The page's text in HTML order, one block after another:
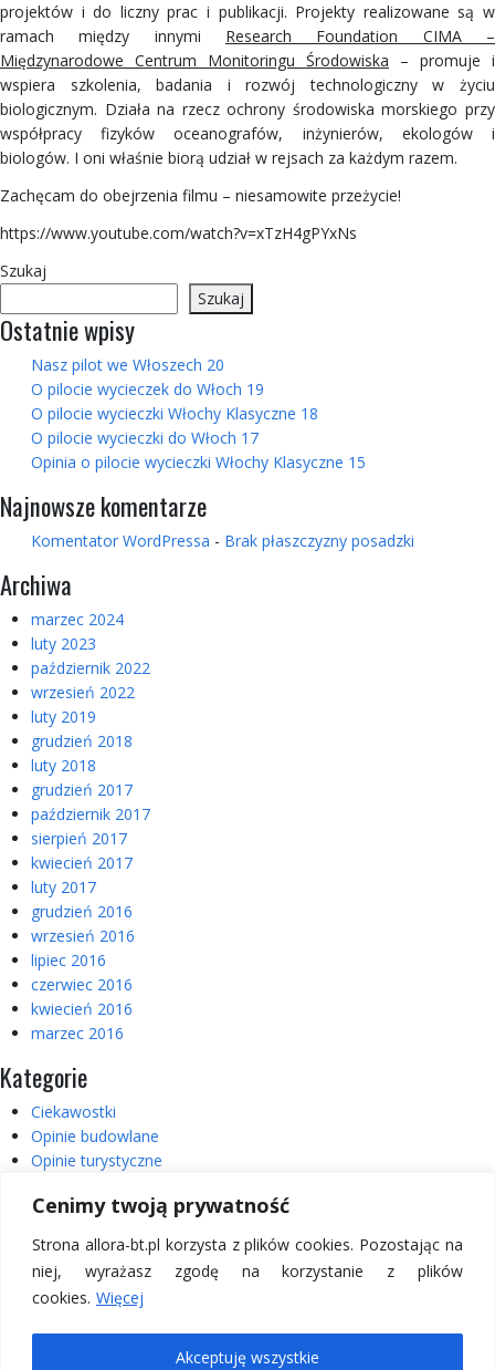
Cenimy twoją prywatność
Strona allora-bt.pl korzysta z plików cookies. Pozostając na
niej, wyrażasz zgodę na korzystanie z plików
cookies. Więcej
Akceptuję wszystkie
projektów i do liczny prac i publikacji. Projekty realizowane są w
ramach między innymi Research Foundation CIMA –
Międzynarodowe Centrum Monitoringu Środowiska – promuje i
wspiera szkolenia, badania i rozwój technologiczny w życiu
biologicznym. Działa na rzecz ochrony środowiska morskiego przy
współpracy fizyków oceanografów, inżynierów, ekologów i
biologów. I oni właśnie biorą udział w rejsach za każdym razem.
Zachęcam do obejrzenia filmu – niesamowite przeżycie!
https://www.youtube.com/watch?v=xTzH4gPYxNs
Szukaj
Szukaj
Ostatnie wpisy
Nasz pilot we Włoszech 20
O pilocie wycieczek do Włoch 19
O pilocie wycieczki Włochy Klasyczne 18
O pilocie wycieczki do Włoch 17
Opinia o pilocie wycieczki Włochy Klasyczne 15
Najnowsze komentarze
Komentator WordPressa - Brak płaszczyzny posadzki
Archiwa
marzec 2024
luty 2023
październik 2022
wrzesień 2022
luty 2019
grudzień 2018
luty 2018
grudzień 2017
październik 2017
sierpień 2017
kwiecień 2017
luty 2017
grudzień 2016
wrzesień 2016
lipiec 2016
czerwiec 2016
kwiecień 2016
marzec 2016
Kategorie
Ciekawostki
Opinie budowlane
Opinie turystyczne
Usterki
Wycieczki
Wycieczki – Włochy